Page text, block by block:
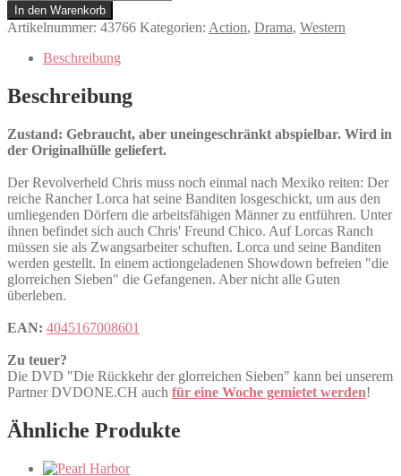
Rückkehr
der
glorreichen
Sieben
Menge
In den Warenkorb
Artikelnummer: 43766 Kategorien: Action, Drama, Western
Beschreibung
Beschreibung
Zustand: Gebraucht, aber uneingeschränkt abspielbar. Wird in
der Originalhülle geliefert.
Der Revolverheld Chris muss noch einmal nach Mexiko reiten: Der
reiche Rancher Lorca hat seine Banditen losgeschickt, um aus den
umliegenden Dörfern die arbeitsfähigen Männer zu entführen. Unter
ihnen befindet sich auch Chris' Freund Chico. Auf Lorcas Ranch
müssen sie als Zwangsarbeiter schuften. Lorca und seine Banditen
werden gestellt. In einem actiongeladenen Showdown befreien "die
glorreichen Sieben" die Gefangenen. Aber nicht alle Guten
überleben.
EAN: 4045167008601
Zu teuer?
Die DVD "Die Rückkehr der glorreichen Sieben" kann bei unserem
Partner DVDONE.CH auch für eine Woche gemietet werden!
Ähnliche Produkte